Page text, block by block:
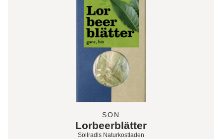
SON
Lorbeerblätter
Söllradls Naturkostladen